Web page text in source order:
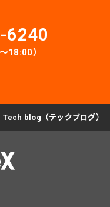
6240
18:00）
Tech blog（テックブログ）